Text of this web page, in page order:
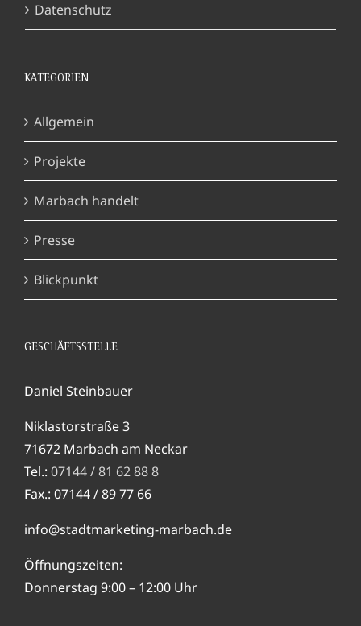
Datenschutz
KATEGORIEN
Allgemein
Projekte
Marbach handelt
Presse
Blickpunkt
GESCHÄFTSSTELLE
Daniel Steinbauer
Niklastorstraße 3
71672 Marbach am Neckar
Tel.: 07144 / 81 62 88 8
Fax.: 07144 / 89 77 66
info@stadtmarketing-marbach.de
Öffnungszeiten:
Donnerstag 9:00 – 12:00 Uhr